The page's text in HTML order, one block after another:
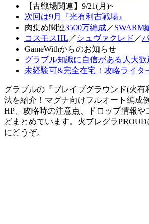
【古戦場関連】9/21(月)~
次回は9月『光有利古戦場』
肉集め関連3500万編成／SWARM
コスモスHL ／ シュヴァクレド ／
GameWithからのお知らせ
グラブル知識に自信がある人大歓
未経験可&完全在宅！攻略ライタ
グラブルの『ブレイブグラウンド(火有
法を紹介！マグナ向けフルオート編成
HP、攻略時の注意点、ドロップ情報や
どまとめています。火ブレグラ
にどうぞ。